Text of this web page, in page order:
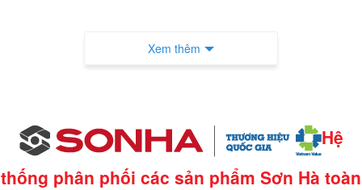
Xem thêm
Hệ
thống phân phối các sản phẩm Sơn Hà toàn